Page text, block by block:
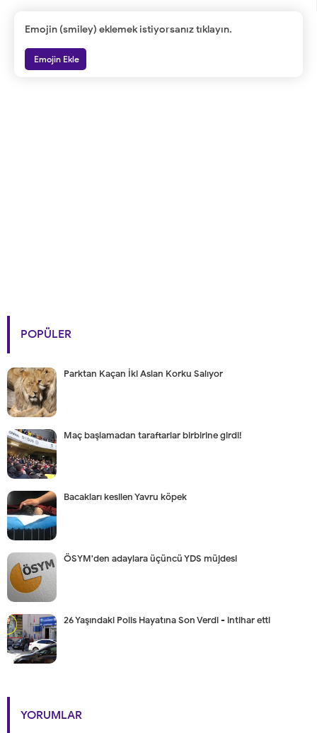
Emojin (smiley) eklemek istiyorsanız tıklayın.
Emojin Ekle
POPÜLER
Parktan Kaçan İki Aslan Korku Salıyor
Maç başlamadan taraftarlar birbirine girdi!
Bacakları kesilen Yavru köpek
ÖSYM'den adaylara üçüncü YDS müjdesi
26 Yaşındaki Polis Hayatına Son Verdi - intihar etti
YORUMLAR